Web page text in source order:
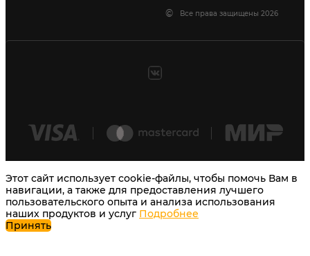
© Все права защищены 2026
Этот сайт использует cookie-файлы, чтобы помочь Вам в
навигации, а также для предоставления лучшего
пользовательского опыта и анализа использования
наших продуктов и услуг Подробнее
Принять